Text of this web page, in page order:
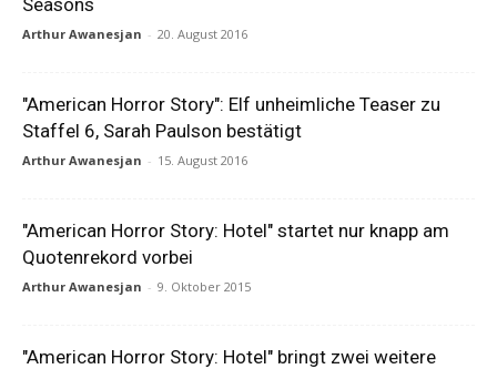
Seasons
Arthur Awanesjan - 20. August 2016
"American Horror Story": Elf unheimliche Teaser zu
Staffel 6, Sarah Paulson bestätigt
Arthur Awanesjan - 15. August 2016
"American Horror Story: Hotel" startet nur knapp am
Quotenrekord vorbei
Arthur Awanesjan - 9. Oktober 2015
"American Horror Story: Hotel" bringt zwei weitere